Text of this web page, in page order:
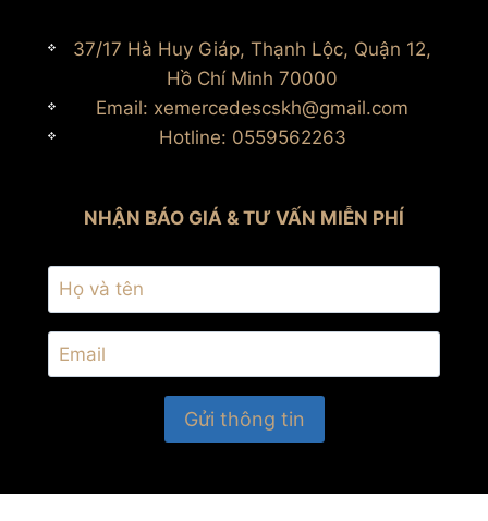
37/17 Hà Huy Giáp, Thạnh Lộc, Quận 12,
Hồ Chí Minh 70000
Email: xemercedescskh@gmail.com
Hotline: 0559562263
NHẬN BÁO GIÁ & TƯ VẤN MIỄN PHÍ